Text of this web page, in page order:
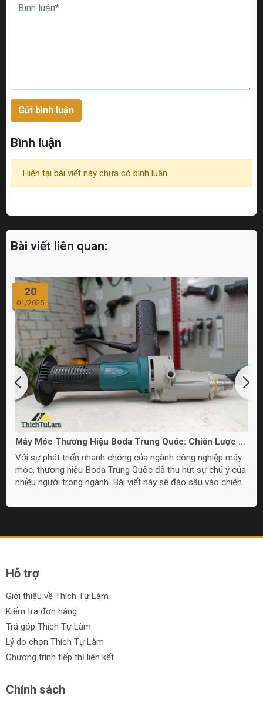
Gửi bình luận
Bình luận
Hiện tại bài viết này chưa có bình luận.
Bài viết liên quan:
20
01/2025
Máy Móc Thương Hiệu Boda Trung Quốc: Chiến Lược và
Chất Lượng
Với sự phát triển nhanh chóng của ngành công nghiệp máy
móc, thương hiệu Boda Trung Quốc đã thu hút sự chú ý của
nhiều người trong ngành. Bài viết này sẽ đào sâu vào chiến
Trung Quốc.
Hỗ trợ
Giới thiệu về Thích Tự Làm
Kiểm tra đơn hàng
Trả góp Thích Tự Làm
Lý do chọn Thích Tự Làm
Chương trình tiếp thị liên kết
Chính sách